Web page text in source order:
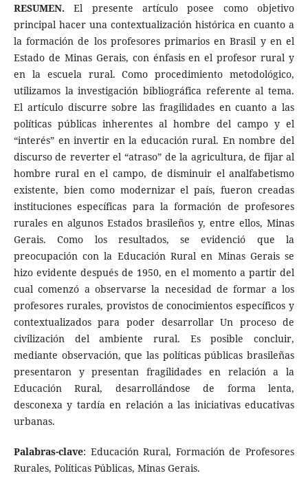
RESUMEN. El presente artículo posee como objetivo
principal hacer una contextualización histórica en cuanto a
la formación de los profesores primarios en Brasil y en el
Estado de Minas Gerais, con énfasis en el profesor rural y
en la escuela rural. Como procedimiento metodológico,
utilizamos la investigación bibliográfica referente al tema.
El artículo discurre sobre las fragilidades en cuanto a las
políticas públicas inherentes al hombre del campo y el
“interés” en invertir en la educación rural. En nombre del
discurso de reverter el “atraso” de la agricultura, de fijar al
hombre rural en el campo, de disminuir el analfabetismo
existente, bien como modernizar el país, fueron creadas
instituciones específicas para la formación de profesores
rurales en algunos Estados brasileños y, entre ellos, Minas
Gerais. Como los resultados, se evidenció que la
preocupación con la Educación Rural en Minas Gerais se
hizo evidente después de 1950, en el momento a partir del
cual comenzó a observarse la necesidad de formar a los
profesores rurales, provistos de conocimientos específicos y
contextualizados para poder desarrollar Un proceso de
civilización del ambiente rural. Es posible concluir,
mediante observación, que las políticas públicas brasileñas
presentaron y presentan fragilidades en relación a la
Educación Rural, desarrollándose de forma lenta,
desconexa y tardía en relación a las iniciativas educativas
urbanas.
Palabras-clave: Educación Rural, Formación de Profesores
Rurales, Políticas Públicas, Minas Gerais.